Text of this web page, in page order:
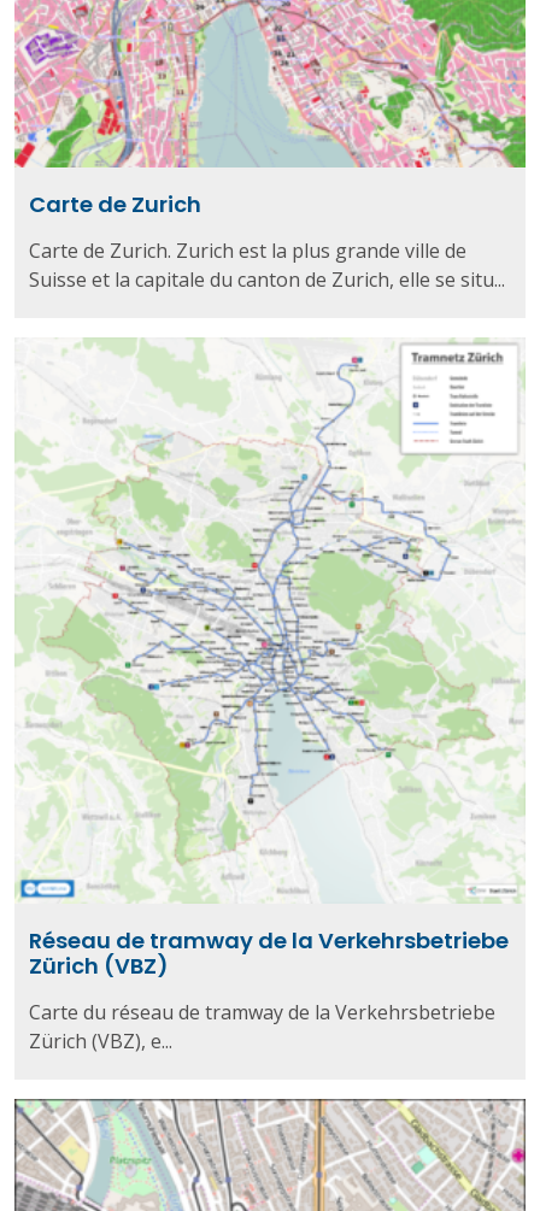
Carte de Zurich
Carte de Zurich. Zurich est la plus grande ville de
Suisse et la capitale du canton de Zurich, elle se situ...
Réseau de tramway de la Verkehrsbetriebe
Zürich (VBZ)
Carte du réseau de tramway de la Verkehrsbetriebe
Zürich (VBZ), e...